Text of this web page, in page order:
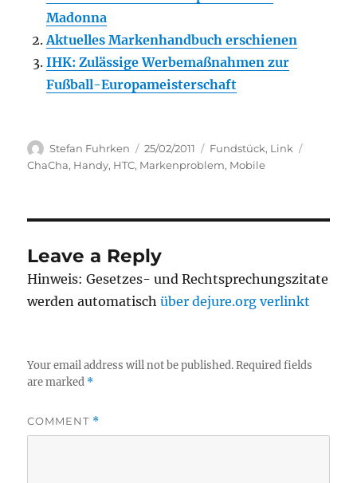
Madonna
Aktuelles Markenhandbuch erschienen
IHK: Zulässige Werbemaßnahmen zur
Fußball-Europameisterschaft
Author
Stefan Fuhrken
Posted
on
25/02/2011 Categories
Fundstück, Link
ChaCha, Handy, HTC, Markenproblem, Mobile
Leave a Reply
Hinweis: Gesetzes- und Rechtsprechungszitate
werden automatischüber dejure.org verlinkt
Your email address will not be published. Required fields
are marked *
COMMENT *